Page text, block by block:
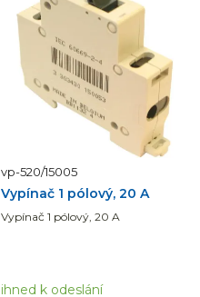
vp-520/15005
Vypínač 1 pólový, 20 A
Vypínač 1 pólový, 20 A
ihned k odeslání